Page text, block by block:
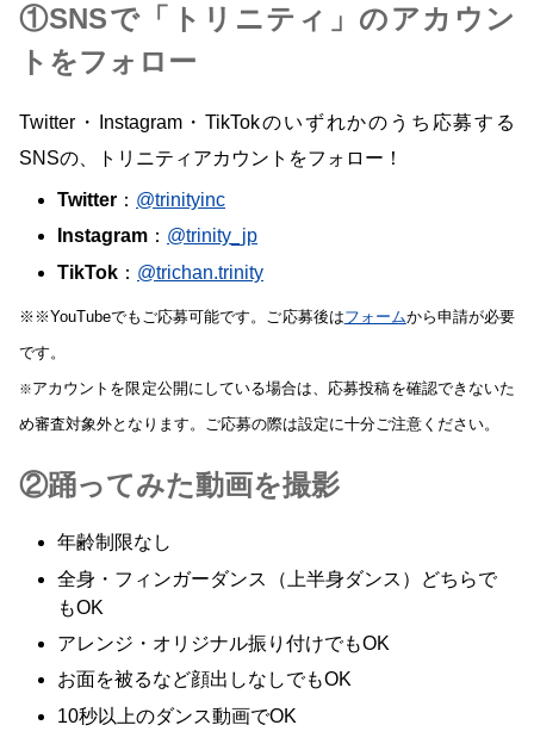
①SNSで「トリニティ」のアカウン
トをフォロー
Twitter・Instagram・TikTokのいずれかのうち応募する
SNSの、トリニティアカウントをフォロー！
Twitter ： @trinityinc
Instagram ： @trinity_jp
TikTok ： @trichan.trinity
※※YouTubeでもご応募可能です。ご応募後はフォームから申請が必要
です。
※アカウントを限定公開にしている場合は、応募投稿を確認できないた
め審査対象外となります。ご応募の際は設定に十分ご注意ください。
②踊ってみた動画を撮影
年齢制限なし
全身・フィンガーダンス（上半身ダンス）どちらで
もOK
アレンジ・オリジナル振り付けでもOK
お面を被るなど顔出しなしでもOK
10秒以上のダンス動画でOK